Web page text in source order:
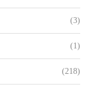
(3)
(1)
(218)